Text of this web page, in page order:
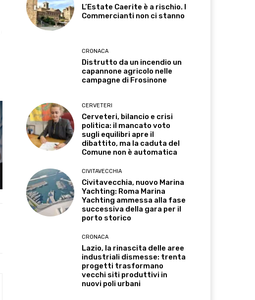
L’Estate Caerite è a rischio. I
Commercianti non ci stanno
CRONACA
Distrutto da un incendio un
capannone agricolo nelle
campagne di Frosinone
CERVETERI
Cerveteri, bilancio e crisi
politica: il mancato voto
sugli equilibri apre il
dibattito, ma la caduta del
Comune non è automatica
CIVITAVECCHIA
Civitavecchia, nuovo Marina
Yachting: Roma Marina
Yachting ammessa alla fase
successiva della gara per il
porto storico
CRONACA
Lazio, la rinascita delle aree
industriali dismesse: trenta
progetti trasformano
vecchi siti produttivi in
nuovi poli urbani